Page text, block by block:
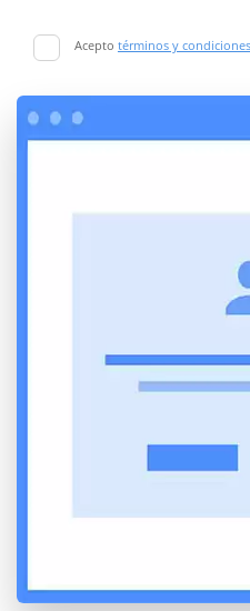
Acepto términos y condiciones